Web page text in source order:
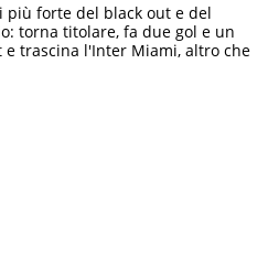
più forte del black out e del
torna titolare, fa due gol e un
e trascina l'Inter Miami, altro che